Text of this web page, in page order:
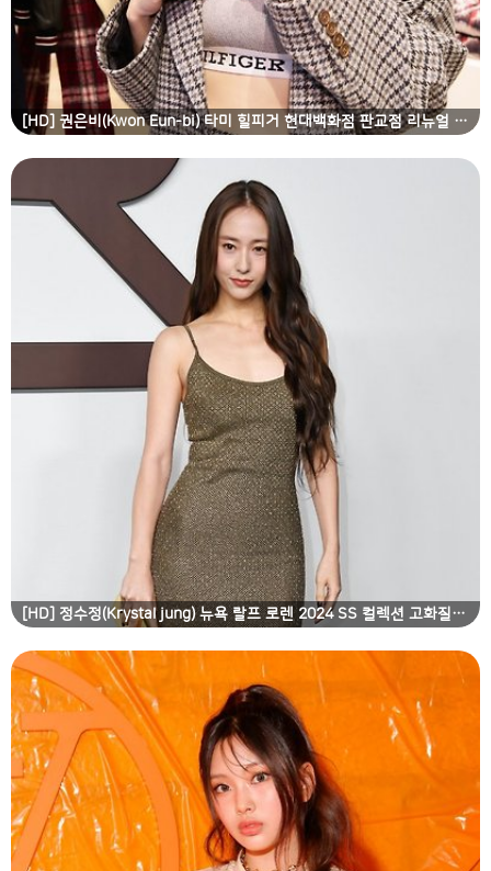
[HD] 권은비(Kwon Eun-bi) 타미 힐피거 현대백화점 판교점 리뉴얼 오픈 기념 행사 고화질 화보
[HD] 정수정(Krystal jung) 뉴욕 랄프 로렌 2024 SS 컬렉션 고화질 화보